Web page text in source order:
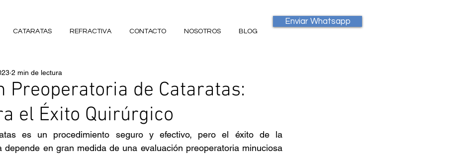
CATARATAS REFRACTIVA CONTACTO NOSOTROS BLOG
Enviar Whatsapp
Preoperatoria de Cataratas:
el Éxito Quirúrgico
2 min de lectura
es un procedimiento seguro y efectivo, pero el éxito de la
depende en gran medida de una evaluación preoperatoria minuciosa